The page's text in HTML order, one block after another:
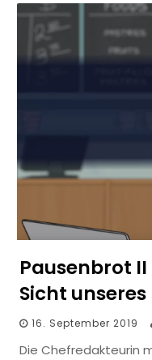
Pausenbrot II
Sicht
16. September 2019
Die Chefredakteurin